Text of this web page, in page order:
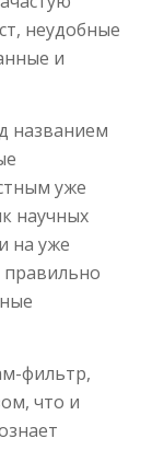
неудобные
и
названием
уже
научных
на уже
фильтр,
что и